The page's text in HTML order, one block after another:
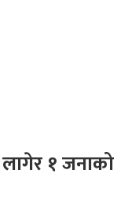
लागेर १ जनाको